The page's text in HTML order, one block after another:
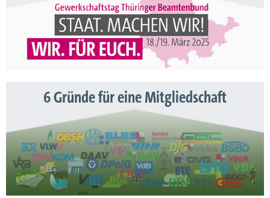
6 Gründe für eine Mitgliedschaft